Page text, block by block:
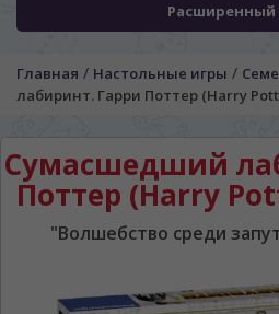
Расширенный
Главная / Настольные игры /
лабиринт. Гарри Поттер (Harry
Сумасшедший
Поттер (Harry
"Волшебство среди